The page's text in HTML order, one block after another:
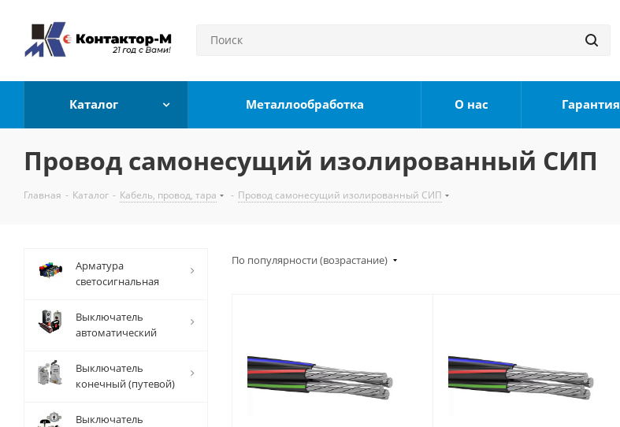
Каталог Металлообработка О нас Гарантия
Провод самонесущий изолированный СИП
Главная - Каталог - Кабель, провод, тара - Провод самонесущий изолированный СИП
По популярности (возрастание)
Арматура
светосигнальная
Выключатель
автоматический
Выключатель
конечный (путевой)
Выключатель